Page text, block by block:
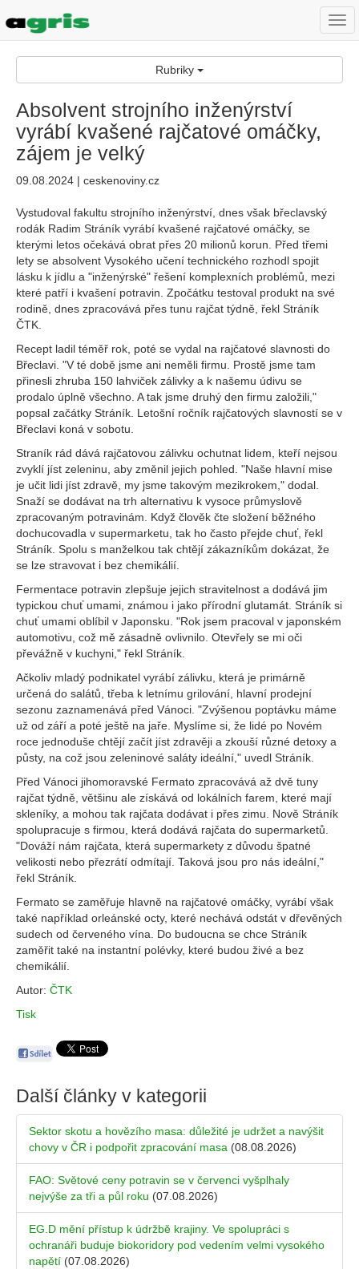
Rubriky
Absolvent strojního inženýrství
vyrábí kvašené rajčatové omáčky,
zájem je velký
09.08.2024 | ceskenoviny.cz
Vystudoval fakultu strojního inženýrství, dnes však břeclavský
rodák Radim Stráník vyrábí kvašené rajčatové omáčky, se
kterými letos očekává obrat přes 20 milionů korun. Před třemi
lety se absolvent Vysokého učení technického rozhodl spojit
lásku k jídlu a "inženýrské" řešení komplexních problémů, mezi
které patří i kvašení potravin. Zpočátku testoval produkt na své
rodině, dnes zpracovává přes tunu rajčat týdně, řekl Stráník
ČTK.
Recept ladil téměř rok, poté se vydal na rajčatové slavnosti do
Břeclavi. "V té době jsme ani neměli firmu. Prostě jsme tam
přinesli zhruba 150 lahviček zálivky a k našemu údivu se
prodalo úplně všechno. A tak jsme druhý den firmu založili,"
popsal začátky Stráník. Letošní ročník rajčatových slavností se v
Břeclavi koná v sobotu.
Straník rád dává rajčatovou zálivku ochutnat lidem, kteří nejsou
zvyklí jíst zeleninu, aby změnil jejich pohled. "Naše hlavní mise
je učit lidi jíst zdravě, my jsme takovým mezikrokem," dodal.
Snaží se dodávat na trh alternativu k vysoce průmyslově
zpracovaným potravinám. Když člověk čte složení běžného
dochucovadla v supermarketu, tak ho často přejde chuť, řekl
Stráník. Spolu s manželkou tak chtějí zákazníkům dokázat, že
se lze stravovat i bez chemikálií.
Fermentace potravin zlepšuje jejich stravitelnost a dodává jim
typickou chuť umami, známou i jako přírodní glutamát. Stráník si
chuť umami oblíbil v Japonsku. "Rok jsem pracoval v japonském
automotivu, což mě zásadně ovlivnilo. Otevřely se mi oči
převážně v kuchyni," řekl Stráník.
Ačkoliv mladý podnikatel vyrábí zálivku, která je primárně
určená do salátů, třeba k letnímu grilování, hlavní prodejní
sezonu zaznamenává před Vánoci. "Zvýšenou poptávku máme
už od září a poté ještě na jaře. Myslíme si, že lidé po Novém
roce jednoduše chtějí začít jíst zdravěji a zkouší různé detoxy a
půsty, na což jsou zeleninové saláty ideální," uvedl Stráník.
Před Vánoci jihomoravské Fermato zpracovává až dvě tuny
rajčat týdně, většinu ale získává od lokálních farem, které mají
skleníky, a mohou tak rajčata dodávat i přes zimu. Nově Stráník
spolupracuje s firmou, která dodává rajčata do supermarketů.
"Dováží nám rajčata, která supermarkety z důvodu špatné
velikosti nebo přezrátí odmítají. Taková jsou pro nás ideální,"
řekl Stráník.
Fermato se zaměřuje hlavně na rajčatové omáčky, vyrábí však
také například orleánské octy, které nechává odstát v dřevěných
sudech od červeného vína. Do budoucna se chce Stráník
zaměřit také na instantní polévky, které budou živé a bez
chemikálií.
Autor: ČTK
Tisk
Další články v kategorii
Sektor skotu a hovězího masa: důležité je udržet a navýšit
chovy v ČR i podpořit zpracování masa (08.08.2026)
FAO: Světové ceny potravin se v červenci vyšplhaly
nejvýše za tři a půl roku (07.08.2026)
EG.D mění přístup k údržbě krajiny. Ve spolupráci s
ochranáři buduje biokoridory pod vedením velmi vysokého
napětí (07.08.2026)